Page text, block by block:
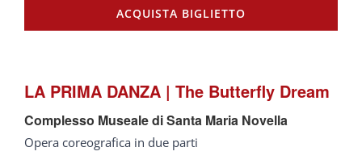
ACQUISTA BIGLIETTO
LA PRIMA DANZA | The Butterfly Dream
Complesso Museale di Santa Maria Novella
Opera coreografica in due parti